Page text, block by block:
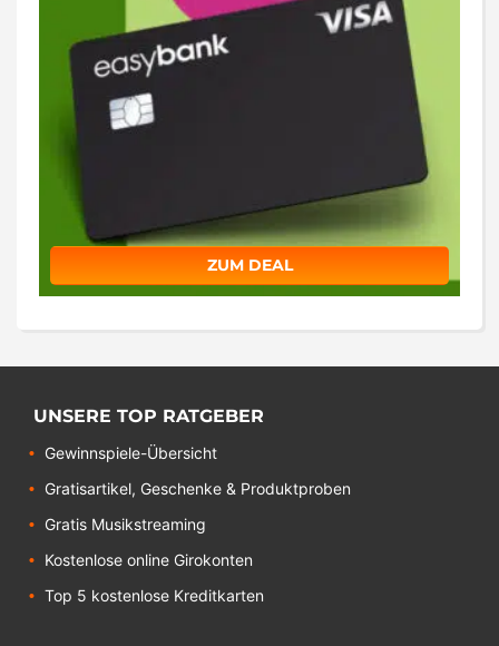
ZUM DEAL
UNSERE TOP RATGEBER
Gewinnspiele-Übersicht
Gratisartikel, Geschenke & Produktproben
Gratis Musikstreaming
Kostenlose online Girokonten
Top 5 kostenlose Kreditkarten